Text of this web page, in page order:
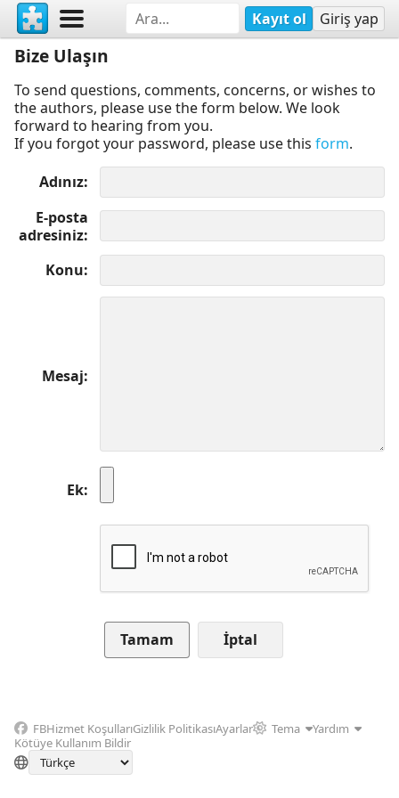
Kayıt ol Giriş yap
Bize Ulaşın
To send questions, comments, concerns, or wishes to
the authors, please use the form below. We look
forward to hearing from you.
If you forgot your password, please use this form.
Adınız
E-posta
adresiniz
Konu
Mesaj
Ek
İptal
FBHizmet KoşullarıGizlilik PolitikasıAyarlar Tema
Yardım
Kötüye Kullanım Bildir